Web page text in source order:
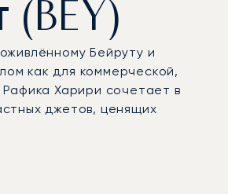
Бейруту и
как для коммерческой,
Харири сочетает в
джетов, ценящих